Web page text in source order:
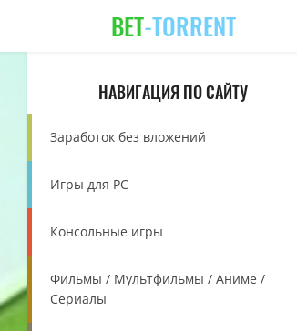
BET-TORRENT
НАВИГАЦИЯ ПО САЙТУ
Заработок без вложений
Игры для PC
Консольные игры
Фильмы / Мультфильмы / Аниме /
Сериалы